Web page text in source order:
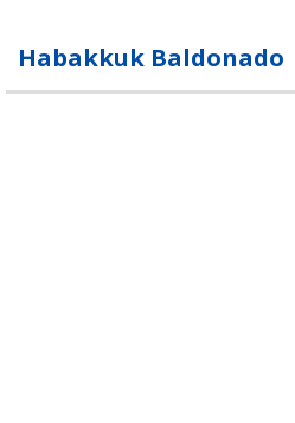
Habakkuk Baldonado